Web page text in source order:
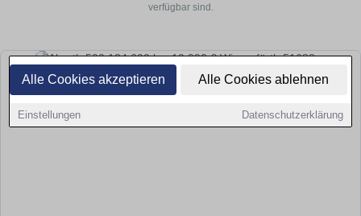
Alle Cookies akzeptieren Alle Cookies ablehnen
Einstellungen Datenschutzerklärung
verfügbar sind.